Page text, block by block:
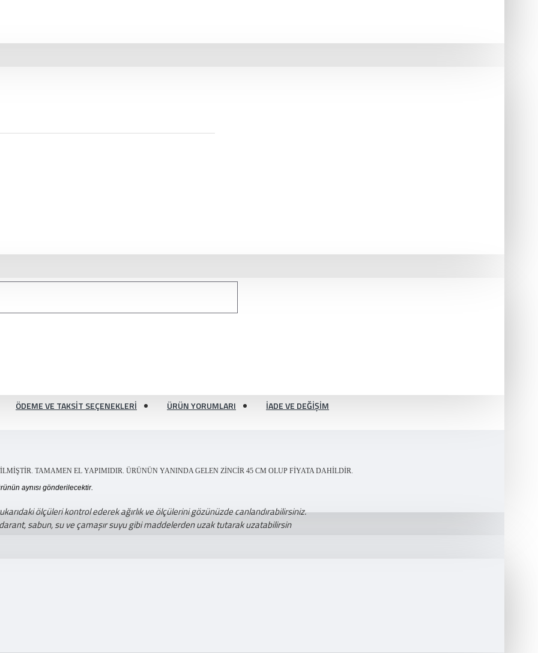
ÖDEME VE TAKSIT SEÇENEKLERI ÜRÜN YORUMLARI İADE VE DEĞIŞIM
TAMAMEN EL YAPIMIDIR. ÜRÜNÜN YANINDA GELEN ZİNCİR 45 CM OLUP FİYATA DAHİLDİR.
aynısı gönderilecektir.
ölçüleri kontrol ederek ağırlık ve ölçülerini gözünüzde canlandırabilirsiniz.
sabun, su ve çamaşır suyu gibi maddelerden uzak tutarak uzatabilirsin